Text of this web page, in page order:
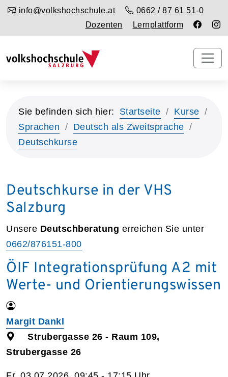
info@volkshochschule.at
0662 / 87 61 51-0
Dozenten
Lernplattform
Sie befinden sich hier: Startseite
Kurse
Sprachen
Deutsch als Zweitsprache
Deutschkurse
Deutschkurse in der VHS
Salzburg
Unsere Deutschberatung erreichen Sie unter
0662/876151-800
ÖIF Integrationsprüfung A2 mit
Werte- und Orientierungswissen
Margit Dankl
Strubergasse 26 - Raum 109,
Strubergasse 26